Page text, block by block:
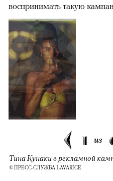
воспринимать такую
1 из
Тина Кунаки в рекламной
© ПРЕСС-СЛУЖБА LAVARICE